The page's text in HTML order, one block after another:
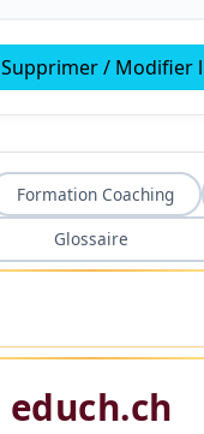
Supprimer / Modifier
Formation Coaching
Glossaire
educh.ch